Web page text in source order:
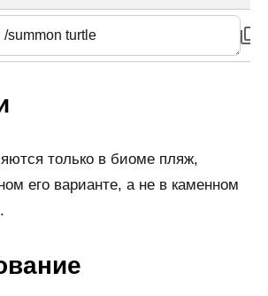
только в биоме пляж,
его варианте, а не в каменном